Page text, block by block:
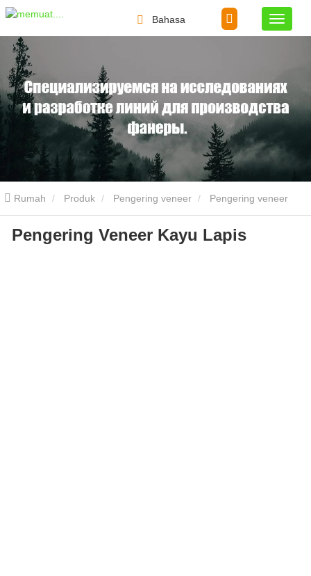
Bahasa
Rumah Produk Pengering veneer
kayu lapis
Pengering Veneer Kayu Lapis